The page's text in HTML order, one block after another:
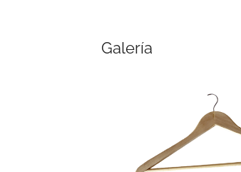
Galería